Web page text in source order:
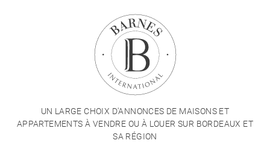
UN LARGE CHOIX D'ANNONCES DE MAISONS ET
APPARTEMENTS À VENDRE OU À LOUER SUR BORDEAUX ET
SA RÉGION